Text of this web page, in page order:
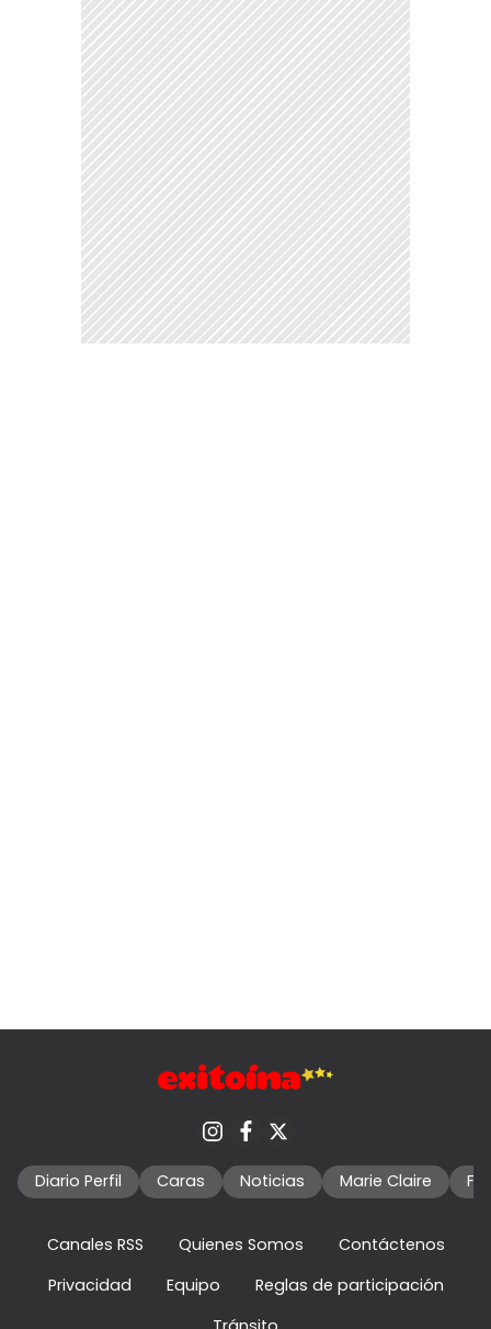
Diario Perfil Caras Noticias Marie Claire
Canales RSS Quienes Somos
Contáctenos
Privacidad
Equipo
Reglas de participación